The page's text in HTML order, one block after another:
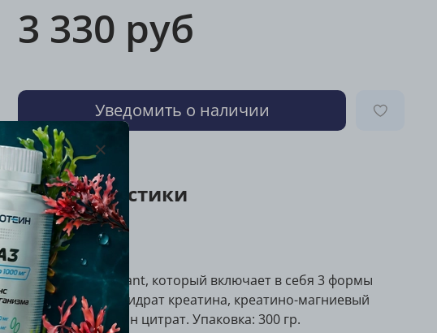
3 330 руб
Уведомить о наличии
Характеристики
Бренд
Mutant
Комплекс от Mutant, который включает в себя 3 формы
креатина - м
оногидрат креатина, креатино-магниевый
хелат, три-креатин цитрат. Упаковка: 300 гр.